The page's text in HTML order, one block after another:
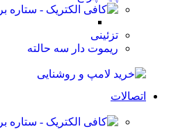
تزئینی
ریموت دار سه حالته
اتصالات